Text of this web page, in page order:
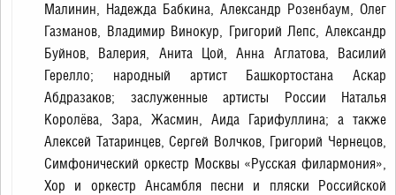
Малинин, Надежда Бабкина, Александр Розенбаум, Олег
Газманов, Владимир Винокур, Григорий Лепс, Александр
Буйнов, Валерия, Анита Цой, Анна Аглатова, Василий
Герелло; народный артист Башкортостана Аскар
Абдразаков; заслуженные артисты России Наталья
Королёва, Зара, Жасмин, Аида Гарифуллина; а также
Алексей Татаринцев, Сергей Волчков, Григорий Чернецов,
Симфонический оркестр Москвы «Русская филармония»,
Хор и оркестр Ансамбля песни и пляски Российской